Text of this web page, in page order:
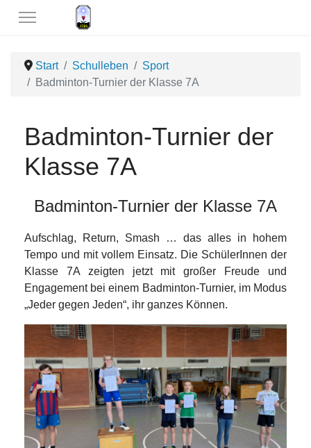
Start Schulleben
Sport
Badminton-Turnier der Klasse 7A
Badminton-Turnier der
Klasse 7A
Badminton-Turnier der Klasse 7A
Aufschlag, Return, Smash … das alles in hohem
Tempo und mit vollem Einsatz. Die SchülerInnen der
Klasse 7A zeigten jetzt mit großer Freude und
Engagement bei einem Badminton-Turnier, im Modus
„Jeder gegen Jeden“, ihr ganzes Können.